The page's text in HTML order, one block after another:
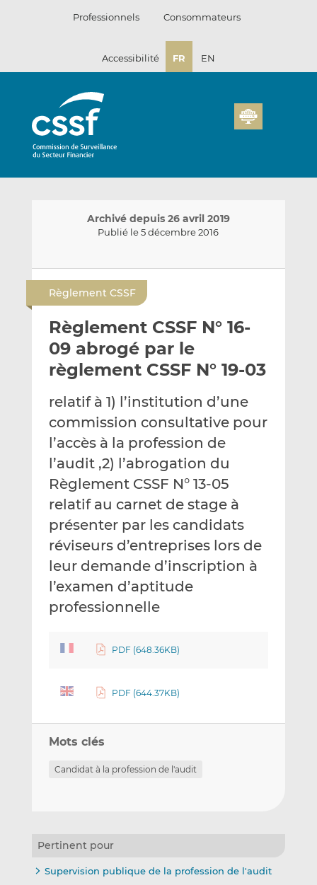
Professionnels Consommateurs
Accessibilité FR EN
Archivé depuis 26 avril 2019
Publié le 5 décembre 2016
y
e
r
p
r
e
m
i
l
a
g
e
r
u
r
L
n
k
e
d
n
a
g
e
r
u
r
F
c
e
b
o
k
Règlement CSSF
Règlement CSSF N° 16-
09 abrogé par le
règlement CSSF N° 19-03
relatif à 1) l’institution d’une
commission consultative pour
l’accès à la profession de
l’audit ,2) l’abrogation du
Règlement CSSF N° 13-05
relatif au carnet de stage à
présenter par les candidats
réviseurs d’entreprises lors de
leur demande d’inscription à
l’examen d’aptitude
professionnelle
PDF (648.36KB)
PDF (644.37KB)
Mots clés
Candidat à la profession de l'audit
Pertinent pour
Supervision publique de la profession de l'audit